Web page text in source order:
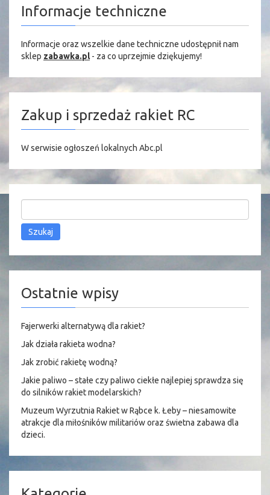
Informacje techniczne
Informacje oraz wszelkie dane techniczne udostępnił nam
sklep zabawka.pl- za co uprzejmie dziękujemy!
Zakup i sprzedaż rakiet RC
W serwisie ogłoszeń lokalnych Abc.pl
Ostatnie wpisy
Fajerwerki alternatywą dla rakiet?
Jak działa rakieta wodna?
Jak zrobić rakietę wodną?
Jakie paliwo – stałe czy paliwo ciekłe najlepiej sprawdza się
do silników rakiet modelarskich?
Muzeum Wyrzutnia Rakiet w Rąbce k. Łeby – niesamowite
atrakcje dla miłośników militariów oraz świetna zabawa dla
dzieci.